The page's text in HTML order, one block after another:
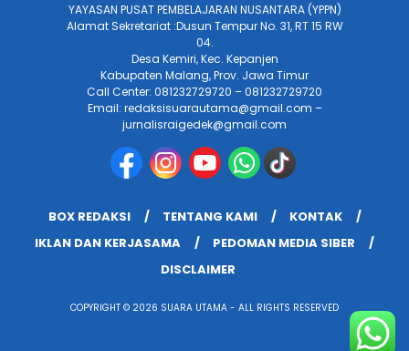
YAYASAN PUSAT PEMBELAJARAN NUSANTARA (YPPN)
Alamat Sekretariat :Dusun Tempur No. 31, RT 15 RW
04.
Desa Kemiri, Kec. Kepanjen
Kabupaten Malang, Prov. Jawa Timur
Call Center: 081232729720 – 081232729720
Email: redaksisuarautama@gmail.com –
jurnalisraigedek@gmail.com
BOX REDAKSI TENTANG KAMI
KONTAK
IKLAN DAN KERJASAMA
PEDOMAN MEDIA SIBER
DISCLAIMER
COPYRIGHT © 2026 SUARA UTAMA - ALL RIGHTS RESERVED